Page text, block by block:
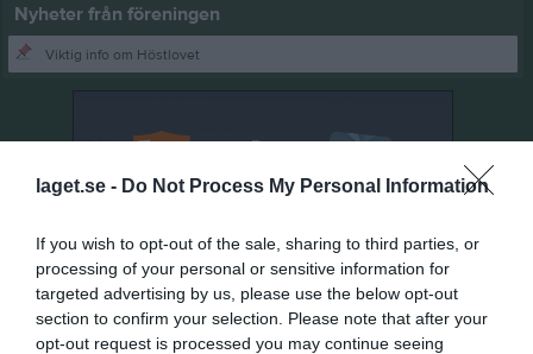
laget.se - Do Not Process My Personal Information
If you wish to opt-out of the sale, sharing to third parties, or
processing of your personal or sensitive information for
targeted advertising by us, please use the below opt-out
section to confirm your selection. Please note that after your
opt-out request is processed you may continue seeing
Nyheter från föreningen
Viktig info om Höstlovet